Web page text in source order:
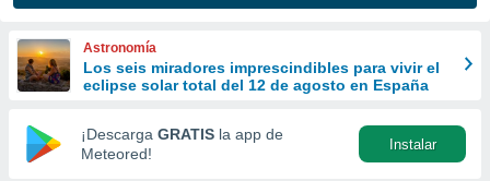
las
y
forma
digital
basada
Astronomía
Los seis miradores imprescindibles para vivir el
eclipse solar total del 12 de agosto en España
¡Descarga GRATIS la app de
Meteored!
Instalar